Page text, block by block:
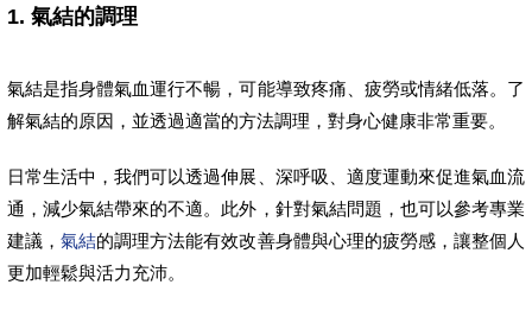
1. 氣結的調理
氣結是指身體氣血運行不暢，可能導致疼痛、疲勞或情緒低落。了
解氣結的原因，並透過適當的方法調理，對身心健康非常重要。
日常生活中，我們可以透過伸展、深呼吸、適度運動來促進氣血流
通，減少氣結帶來的不適。此外，針對氣結問題，也可以參考專業
建議，氣結的調理方法能有效改善身體與心理的疲勞感，讓整個人
更加輕鬆與活力充沛。